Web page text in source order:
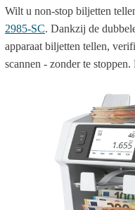
Wilt u non-stop biljetten
2985-SC. Dankzij de
apparaat biljetten tellen,
scannen - zonder te